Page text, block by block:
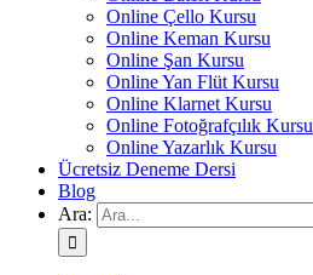
Online Çello Kursu
Online Keman Kursu
Online Şan Kursu
Online Yan Flüt Kursu
Online Klarnet Kursu
Online Fotoğrafçılık Kursu
Online Yazarlık Kursu
Ücretsiz Deneme Dersi
Blog
Ara: